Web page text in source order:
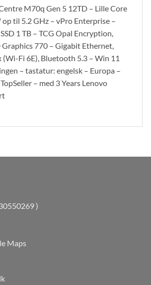
M70q Gen 5 12TD – Lille Core
til 5.2 GHz – vPro Enterprise –
1 TB – TCG Opal Encryption,
770 – Gigabit Ethernet,
(Wi-Fi 6E), Bluetooth 5.3 – Win 11
– tastatur: engelsk – Europa –
– med 3 Years Lenovo
)
Maps